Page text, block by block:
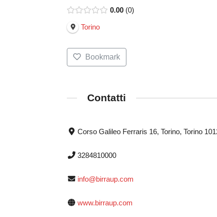
0.00 0
Torino
Bookmark
Contatti
Corso Galileo Ferraris 16, Torino, Torino
3284810000
info@birraup.com
www.birraup.com